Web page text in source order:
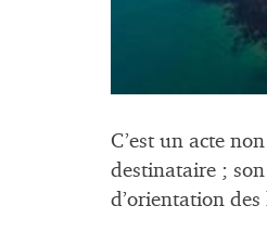
C’est un acte
destinataire ;
d’orientation